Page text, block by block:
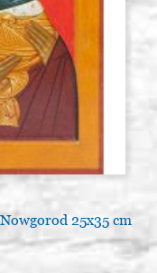
25x35 cm